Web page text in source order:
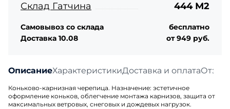
ОписаниеХарактеристикиДоставка и оплата
Коньково-карнизная черепица. Назначение: эстетичное
оформление коньков, облегчение монтажа карнизов, защита от
максимальных ветровых, снеговых и дождевых нагрузок.
Склад Гатчина
444 М2
Самовывоз со склада
бесплатно
Доставка 10.08
от 949 руб.